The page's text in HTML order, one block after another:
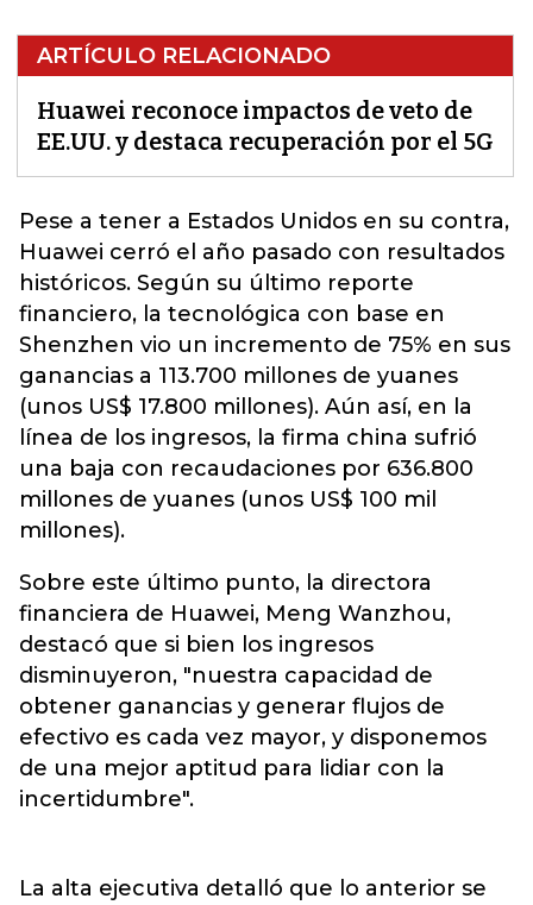
ARTÍCULO RELACIONADO
Huawei reconoce impactos de veto de
EE.UU. y destaca recuperación por el 5G
Pese a tener a Estados Unidos en su contra,
Huawei cerró el año pasado con resultados
históricos. Según su último reporte
financiero, la tecnológica con base en
Shenzhen vio un incremento de 75% en sus
ganancias a 113.700 millones de yuanes
(unos US$ 17.800 millones). Aún así, en la
línea de los ingresos, la firma china sufrió
una baja con recaudaciones por 636.800
millones de yuanes (unos US$ 100 mil
millones).
Sobre este último punto, la directora
financiera de Huawei, Meng Wanzhou,
destacó que si bien los ingresos
disminuyeron, "nuestra capacidad de
obtener ganancias y generar flujos de
efectivo es cada vez mayor, y disponemos
de una mejor aptitud para lidiar con la
incertidumbre".
La alta ejecutiva detalló que lo anterior se